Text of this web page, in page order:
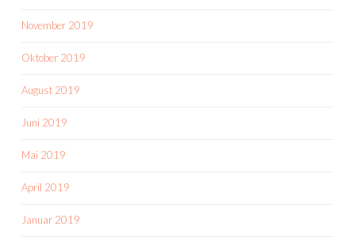
November 2019
Oktober 2019
August 2019
Juni 2019
Mai 2019
April 2019
Januar 2019